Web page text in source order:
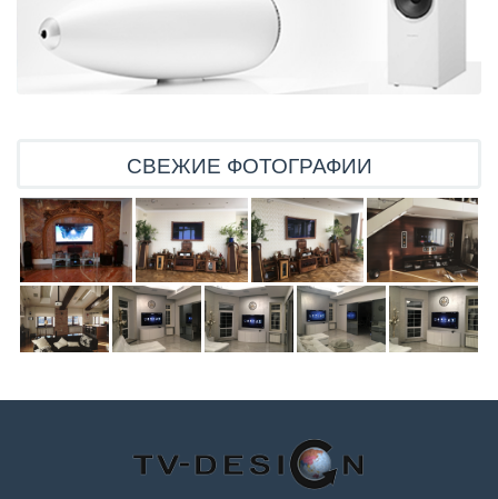
СВЕЖИЕ ФОТОГРАФИИ